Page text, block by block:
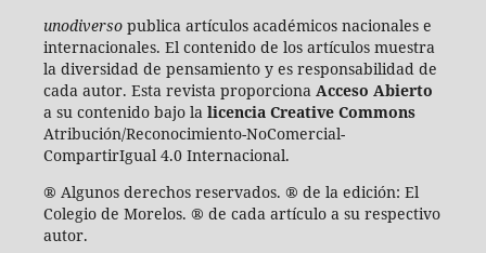
unodiversopublica artículos académicos nacionales e
internacionales. El contenido de los artículos muestra
la diversidad de pensamiento y es responsabilidad de
cada autor. Esta revista proporciona Acceso Abierto
a su contenido bajo la licencia Creative Commons
Atribución/Reconocimiento-NoComercial-
CompartirIgual 4.0 Internacional.
® Algunos derechos reservados. ® de la edición: El
Colegio de Morelos. ® de cada artículo a su respectivo
autor.